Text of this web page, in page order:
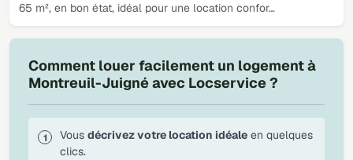
65 m², en bon état, idéal pour une location confor…
Comment louer facilement un logement à
Montreuil-Juigné avec Locservice ?
Vous décrivez votre location idéale en quelques
clics.